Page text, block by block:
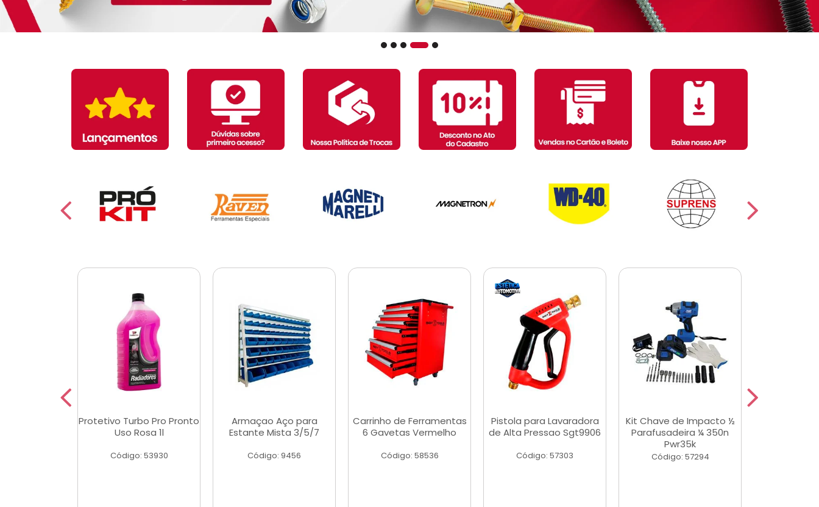
Protetivo Turbo Pro Pronto
Uso Rosa 1l
Código: 53930
Armaçao Aço para
Estante Mista 3/5/7
Código: 9456
Carrinho de Ferramentas
6 Gavetas Vermelho
Código: 58536
Pistola para Lavaradora
de Alta Pressao Sgt9906
Código: 57303
Kit Chave de Impacto ½
Parafusadeira ¼ 350n
Pwr35k
Código: 57294